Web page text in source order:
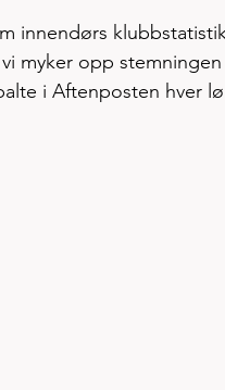
innendørs
myker opp
i Aftenposten hver